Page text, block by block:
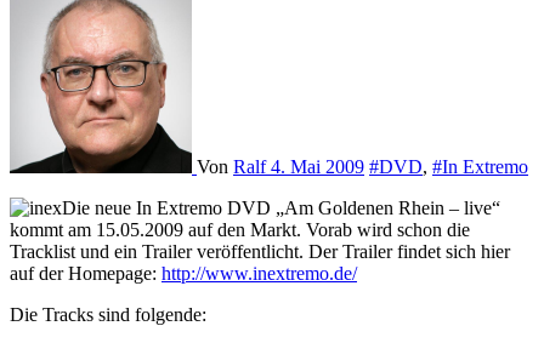
Von Ralf4. Mai 2009 #DVD, #In Extremo
Die neue In Extremo DVD „Am Goldenen Rhein – live“
kommt am 15.05.2009 auf den Markt. Vorab wird schon die
Tracklist und ein Trailer veröffentlicht. Der Trailer findet sich hier
auf der Homepage: http://www.inextremo.de/
Die Tracks sind folgende: